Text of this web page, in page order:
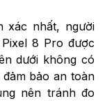
xác nhất, người
8 Pro được
dưới không có
bảo an toàn
nên tránh đo